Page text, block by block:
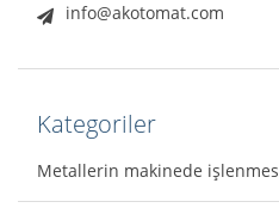
info@akotomat.com
Kategoriler
Metallerin makinede